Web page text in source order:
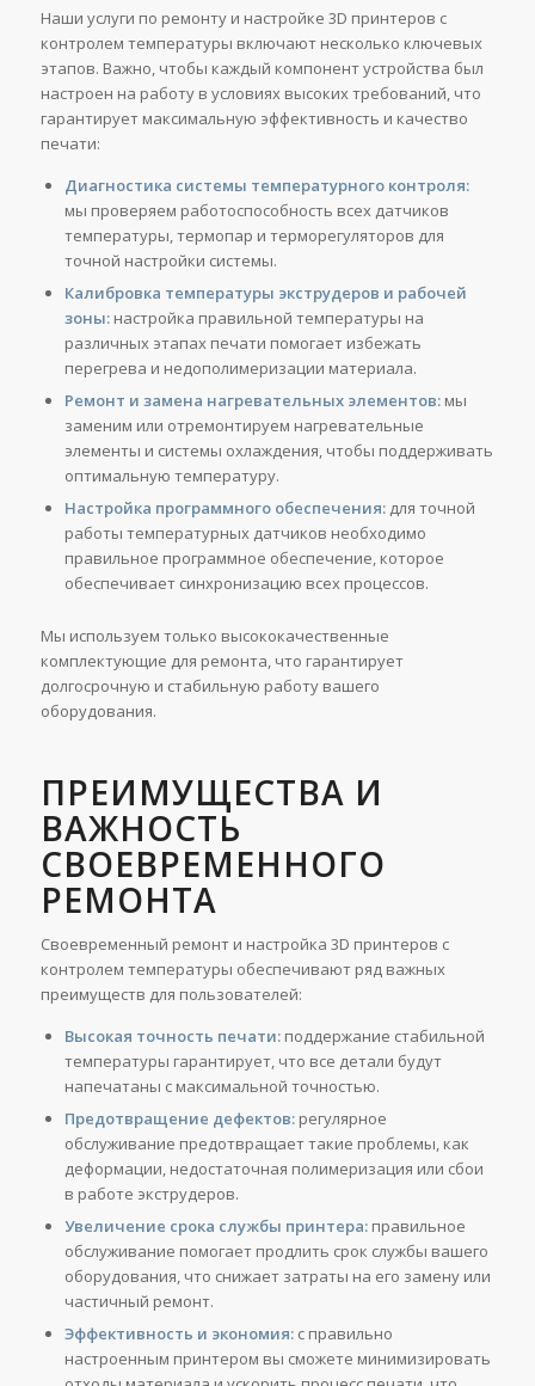
Наши услуги по ремонту и настройке 3D принтеров с
контролем температуры включают несколько ключевых
этапов. Важно, чтобы каждый компонент устройства был
настроен на работу в условиях высоких требований, что
гарантирует максимальную эффективность и качество
печати:
Диагностика системы температурного контроля:
мы проверяем работоспособность всех датчиков
температуры, термопар и терморегуляторов для
точной настройки системы.
Калибровка температуры экструдеров и рабочей
зоны:настройка правильной температуры на
различных этапах печати помогает избежать
перегрева и недополимеризации материала.
Ремонт и замена нагревательных элементов:мы
заменим или отремонтируем нагревательные
элементы и системы охлаждения, чтобы поддерживать
оптимальную температуру.
Настройка программного обеспечения:для точной
работы температурных датчиков необходимо
правильное программное обеспечение, которое
обеспечивает синхронизацию всех процессов.
Мы используем только высококачественные
комплектующие для ремонта, что гарантирует
долгосрочную и стабильную работу вашего
оборудования.
ПРЕИМУЩЕСТВА И
ВАЖНОСТЬ
СВОЕВРЕМЕННОГО
РЕМОНТА
Своевременный ремонт и настройка 3D принтеров с
контролем температуры обеспечивают ряд важных
преимуществ для пользователей:
Высокая точность печати:поддержание стабильной
температуры гарантирует, что все детали будут
напечатаны с максимальной точностью.
Предотвращение дефектов:регулярное
обслуживание предотвращает такие проблемы, как
деформации, недостаточная полимеризация или сбои
в работе экструдеров.
Увеличение срока службы принтера:правильное
обслуживание помогает продлить срок службы вашего
оборудования, что снижает затраты на его замену или
частичный ремонт.
Эффективность и экономия:с правильно
настроенным принтером вы сможете минимизировать